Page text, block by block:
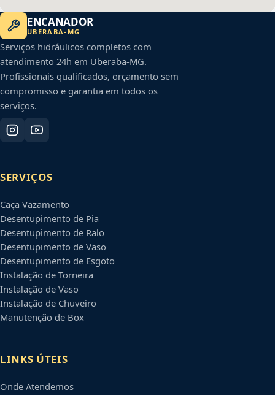
ENCANADOR
UBERABA- MG
Serviços hidráulicos completos com
atendimento 24h em Uberaba-MG.
Profissionais qualificados, orçamento sem
compromisso e garantia em todos os
serviços.
SERVIÇOS
Caça Vazamento
Desentupimento de Pia
Desentupimento de Ralo
Desentupimento de Vaso
Desentupimento de Esgoto
Instalação de Torneira
Instalação de Vaso
Instalação de Chuveiro
Manutenção de Box
LINKS ÚTEIS
Onde Atendemos